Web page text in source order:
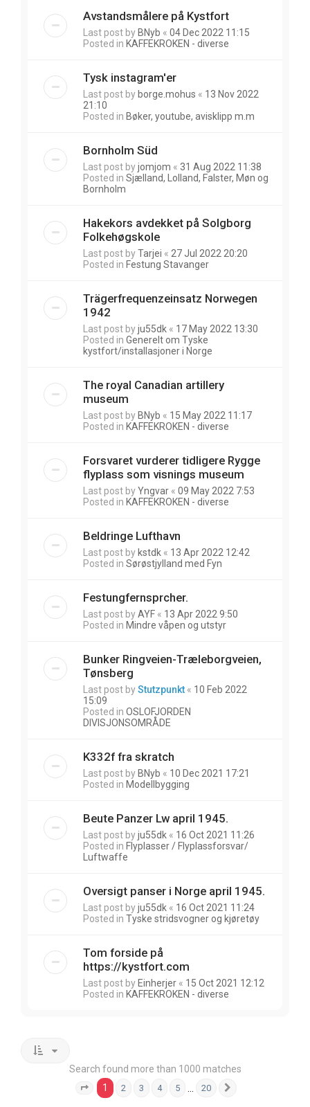
Avstandsmålere på Kystfort
Last post by BNyb « 04 Dec 2022 11:15
Posted in KAFFEKROKEN - diverse
Tysk instagram'er
Last post by borge.mohus « 13 Nov 2022
21:10
Posted in Bøker, youtube, avisklipp m.m
Bornholm Süd
Last post byjomjom « 31 Aug 2022 11:38
Posted in Sjælland, Lolland, Falster, Møn og
Bornholm
Hakekors avdekket på Solgborg
Folkehøgskole
Last post byTarjei « 27 Jul 2022 20:20
Posted in Festung Stavanger
Trägerfrequenzeinsatz Norwegen
1942
Last post byju55dk « 17 May 2022 13:30
Posted in Generelt om Tyske
kystfort/installasjoner i Norge
The royal Canadian artillery
museum
Last post by BNyb « 15 May 2022 11:17
Posted in KAFFEKROKEN - diverse
Forsvaret vurderer tidligere Rygge
flyplass som visnings museum
Last post byYngvar « 09 May 2022 7:53
Posted in KAFFEKROKEN - diverse
Beldringe Lufthavn
Last post by kstdk « 13 Apr 2022 12:42
Posted in Sørøstjylland med Fyn
Festungfernsprcher.
Last post byAYF « 13 Apr 2022 9:50
Posted in Mindre våpen og utstyr
Bunker Ringveien-Træleborgveien,
Tønsberg
Last post byStutzpunkt « 10 Feb 2022
15:09
Posted in OSLOFJORDEN
DIVISJONSOMRÅDE
K332f fra skratch
Last post by BNyb « 10 Dec 2021 17:21
Posted in Modellbygging
Beute Panzer Lw april 1945.
Last post byju55dk « 16 Oct 2021 11:26
Posted in Flyplasser / Flyplassforsvar/
Luftwaffe
Oversigt panser i Norge april 1945.
Last post byju55dk « 16 Oct 2021 11:24
Posted in Tyske stridsvogner og kjøretøy
Tom forside på
https://kystfort.com
Last post by Einherjer « 15 Oct 2021 12:12
Posted in KAFFEKROKEN - diverse
Search found more than 1000 matches
Page 1 of 20
1 2 3 4 5 20